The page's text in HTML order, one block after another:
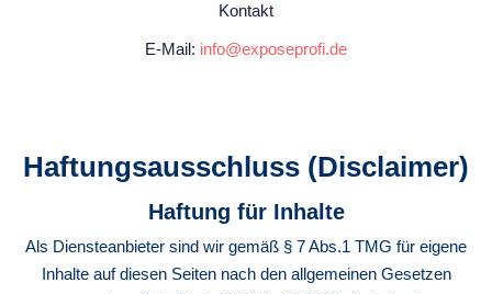
Kontakt
E-Mail: info@exposeprofi.de
Haftungsausschluss (Disclaimer)
Haftung für Inhalte
Als Diensteanbieter sind wir gemäß § 7 Abs.1 TMG für eigene
Inhalte auf diesen Seiten nach den allgemeinen Gesetzen